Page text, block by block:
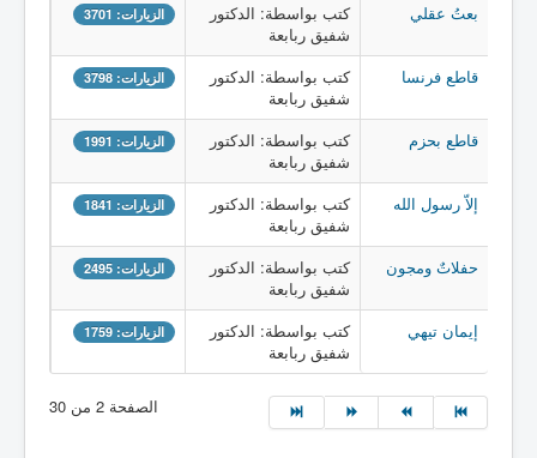
بعتُ عقلي
كتب بواسطة: الدكتور
شفيق ربابعة
الزيارات: 3701
قاطع فرنسا
كتب بواسطة: الدكتور
شفيق ربابعة
الزيارات: 3798
قاطع بحزم
كتب بواسطة: الدكتور
شفيق ربابعة
الزيارات: 1991
إلاّ رسول الله
كتب بواسطة: الدكتور
شفيق ربابعة
الزيارات: 1841
حفلاتٌ ومجون
كتب بواسطة: الدكتور
شفيق ربابعة
الزيارات: 2495
إيمان تيهي
كتب بواسطة: الدكتور
شفيق ربابعة
الزيارات: 1759
الصفحة 2 من 30